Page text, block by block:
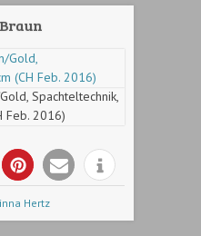
Spachteltechnik,
Feb. 2016)
Hertz